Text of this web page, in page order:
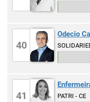
40
Odecio
41 PATRI - CE